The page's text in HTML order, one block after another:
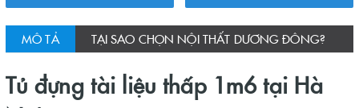
MÔ TẢ TẠI SAO CHỌN NỘI THẤT DƯƠNG ĐÔNG?
Tủ đựng tài liệu thấp 1m6 tại Hà